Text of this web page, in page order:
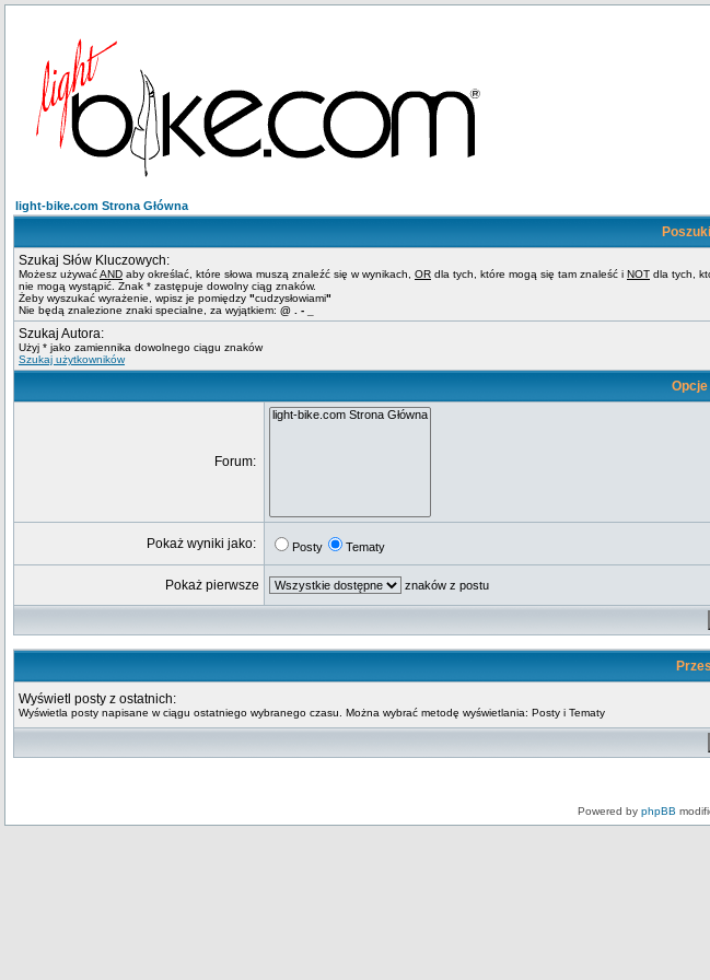
light-bike.com Strona Główna
Szukaj Słów Kluczowych:
Możesz używaćAND aby określać, które słowa muszą znaleźć się w wynikach, OR dla tych, które mogą się tam znaleść i NOT dla tych,
nie mogą wystąpić. Znak * zastępuje dowolny ciąg znaków.
Żeby wyszukać wyrażenie, wpisz je pomiędzy "cudzysłowiami"
Nie będą znalezione znaki specialne, za wyjątkiem: @ . - _
Szukaj Autora:
Użyj * jako zamiennika dowolnego ciągu znaków
Szukaj użytkowników
Forum:
Pokaż wyniki jako: Posty Tematy
Pokaż pierwsze znaków z postu
Wyświetl posty z ostatnich:
Wyświetla posty napisane w ciągu ostatniego wybranego czasu. Można wybrać metodę wyświetlania: Posty i Tematy
Powered by phpBB